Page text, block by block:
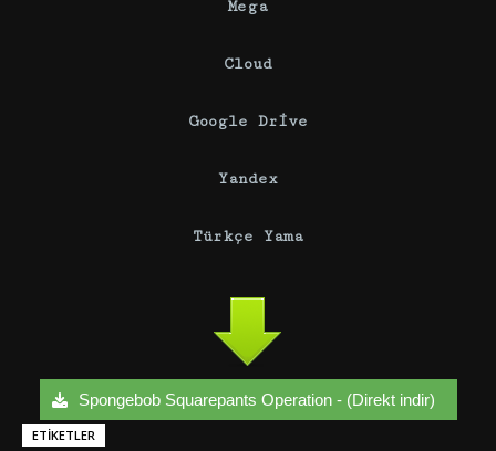
Mega
Cloud
Google Drive
Yandex
Türkçe Yama
Spongebob Squarepants Operation - (Direkt indir)
ETIKETLER